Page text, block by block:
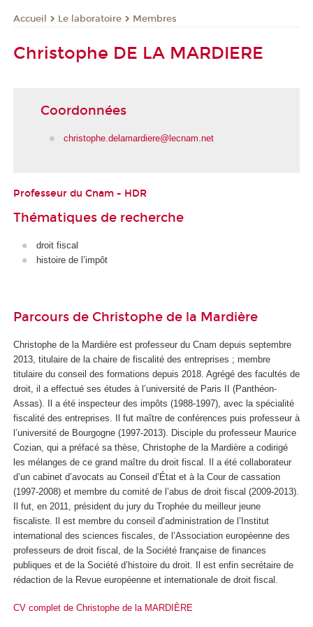
Accueil Le laboratoire Membres
Christophe DE LA MARDIERE
Coordonnées
christophe.delamardiere@lecnam.net
Professeur du Cnam - HDR
Thématiques de recherche
droit fiscal
histoire de l’impôt
Parcours de Christophe de la Mardière
Christophe de la Mardière est professeur du Cnam depuis septembre
2013, titulaire de la chaire de fiscalité des entreprises ; membre
titulaire du conseil des formations depuis 2018. Agrégé des facultés de
droit, il a effectué ses études à l’université de Paris II (Panthéon-
Assas). Il a été inspecteur des impôts (1988-1997), avec la spécialité
fiscalité des entreprises. Il fut maître de conférences puis professeur à
l’université de Bourgogne (1997-2013). Disciple du professeur Maurice
Cozian, qui a préfacé sa thèse, Christophe de la Mardière a codirigé
les mélanges de ce grand maître du droit fiscal. Il a été collaborateur
d’un cabinet d’avocats au Conseil d’État et à la Cour de cassation
(1997-2008) et membre du comité de l’abus de droit fiscal (2009-2013).
Il fut, en 2011, président du jury du Trophée du meilleur jeune
fiscaliste. Il est membre du conseil d’administration de l’Institut
international des sciences fiscales, de l’Association européenne des
professeurs de droit fiscal, de la Société française de finances
publiques et de la Société d’histoire du droit. Il est enfin secrétaire de
rédaction de la Revue européenne et internationale de droit fiscal
CV complet de Christophe de la MARDIÈRE